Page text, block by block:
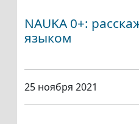
NAUKA 0+:
языком
25 ноября 2021